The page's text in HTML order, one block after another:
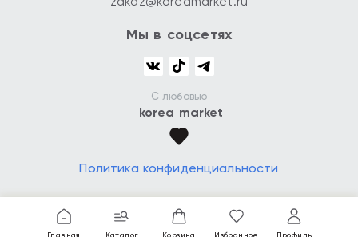
Главная Каталог Корзина Избранное Профиль
Мы в соцсетях
С любовью
korea market
Политика конфиденциальности